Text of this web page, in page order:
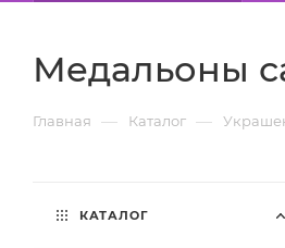
Медальоны
Главная — Каталог —
КАТАЛОГ